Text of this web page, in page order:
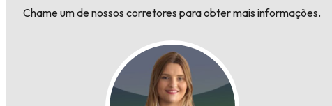
Chame um de nossos corretores para obter mais informações.